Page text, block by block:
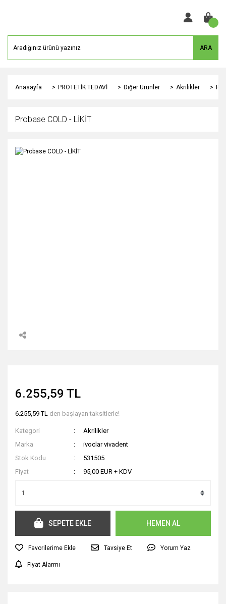
ARA
Anasayfa PROTETİK TEDAVİ Diğer Ürünler Akrilikler
Probase COLD - LİKİT
6.255,59 TL
6.255,59 TL den başlayan taksitlerle!
Kategori
Akrilikler
Marka
ivoclar vivadent
Stok Kodu
531505
Fiyat
95,00 EUR + KDV
SEPETE EKLE HEMEN AL
Tavsiye Et Yorum Yaz
Fiyat Alarmı